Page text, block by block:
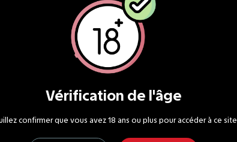
Vérification de l'âge
confirmer que vous avez 18 ans ou plus pour accéder à ce site